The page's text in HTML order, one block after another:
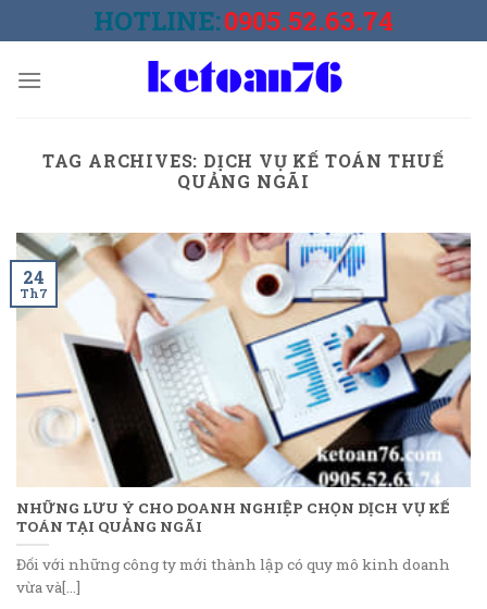
to
HOTLINE:0905.52.63.74
TAG ARCHIVES: DỊCH VỤ KẾ TOÁN THUẾ
QUẢNG NGÃI
NHỮNG LƯU Ý CHO DOANH NGHIỆP CHỌN DỊCH VỤ KẾ
TOÁN TẠI QUẢNG NGÃI
Đối với những công ty mới thành lập có quy mô kinh doanh
vừa và[...]
24
Th7